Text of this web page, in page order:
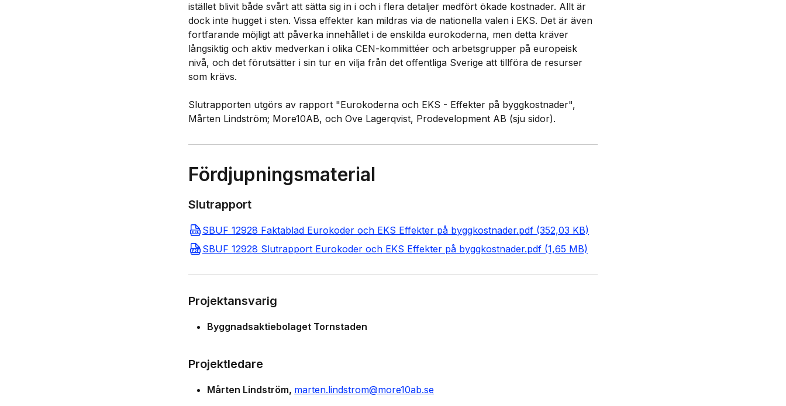
istället blivit både svårt att sätta sig in i och i flera detaljer medfört ökade kostnader. Allt är
dock inte hugget i sten. Vissa effekter kan mildras via de nationella valen i EKS. Det är även
fortfarande möjligt att påverka innehållet i de enskilda eurokoderna, men detta kräver
långsiktig och aktiv medverkan i olika CEN-kommittéer och arbetsgrupper på europeisk
nivå, och det förutsätter i sin tur en vilja från det offentliga Sverige att tillföra de resurser
som krävs.
Slutrapporten utgörs av rapport "Eurokoderna och EKS - Effekter på byggkostnader",
Mårten Lindström; More10AB, och Ove Lagerqvist, Prodevelopment AB (sju sidor).
Fördjupningsmaterial
Slutrapport
SBUF 12928 Faktablad Eurokoder och EKS Effekter på byggkostnader.pdf (352,03 KB)
SBUF 12928 Slutrapport Eurokoder och EKS Effekter på byggkostnader.pdf (1,65 MB)
Projektansvarig
Byggnadsaktiebolaget Tornstaden
Projektledare
Mårten Lindström marten.lindstrom@more10ab.se